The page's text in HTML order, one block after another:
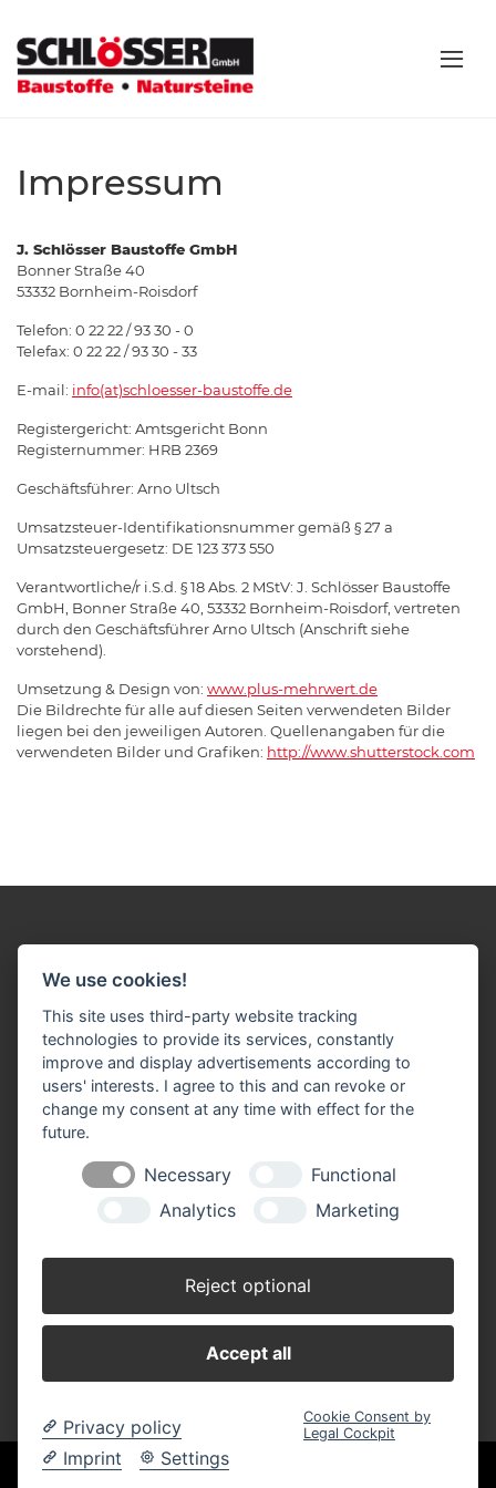
Impressum
J. Schlösser Baustoffe GmbH
Bonner Straße 40
53332 Bornheim-Roisdorf
Telefon: 0 22 22 / 93 30 - 0
Telefax: 0 22 22 / 93 30 - 33
E-mail: info(at)schloesser-baustoffe.de
Registergericht: Amtsgericht Bonn
Registernummer: HRB 2369
Geschäftsführer: Arno Ultsch
Umsatzsteuer-Identifikationsnummer gemäß § 27 a
Umsatzsteuergesetz: DE 123 373 550
Verantwortliche/r i.S.d. § 18 Abs. 2 MStV: J. Schlösser Baustoffe
GmbH, Bonner Straße 40, 53332 Bornheim-Roisdorf, vertreten
durch den Geschäftsführer Arno Ultsch (Anschrift siehe
vorstehend).
Umsetzung & Design von: www.plus-mehrwert.de
Die Bildrechte für alle auf diesen Seiten verwendeten Bilder
liegen bei den jeweiligen Autoren. Quellenangaben für die
verwendeten Bilder und Grafiken: http://www.shutterstock.com
Impressum Datenschutz Widerruf-Formular
Cookie-Einstellungen ändern
53332 Bornheim-Roisdorf
Telefon: 0 22 22 / 93 30 - 0
Telefax: 0 22 22 / 93 30 - 33
Öffnungszeiten:
Freitag: 07.00 - 16.00 Uhr
Samstag: 07.30 - 11.00 Uhr
We use cookies!
This site uses third-party website tracking
technologies to provide its services, constantly
improve and display advertisements according to
users' interests. I agree to this and can revoke or
change my consent at any time with effect for the
future.
Necessary
Functional
Analytics
Marketing
Reject optional
Accept all
Privacy policy
Imprint
Settings
Cookie Consent by
Legal Cockpit